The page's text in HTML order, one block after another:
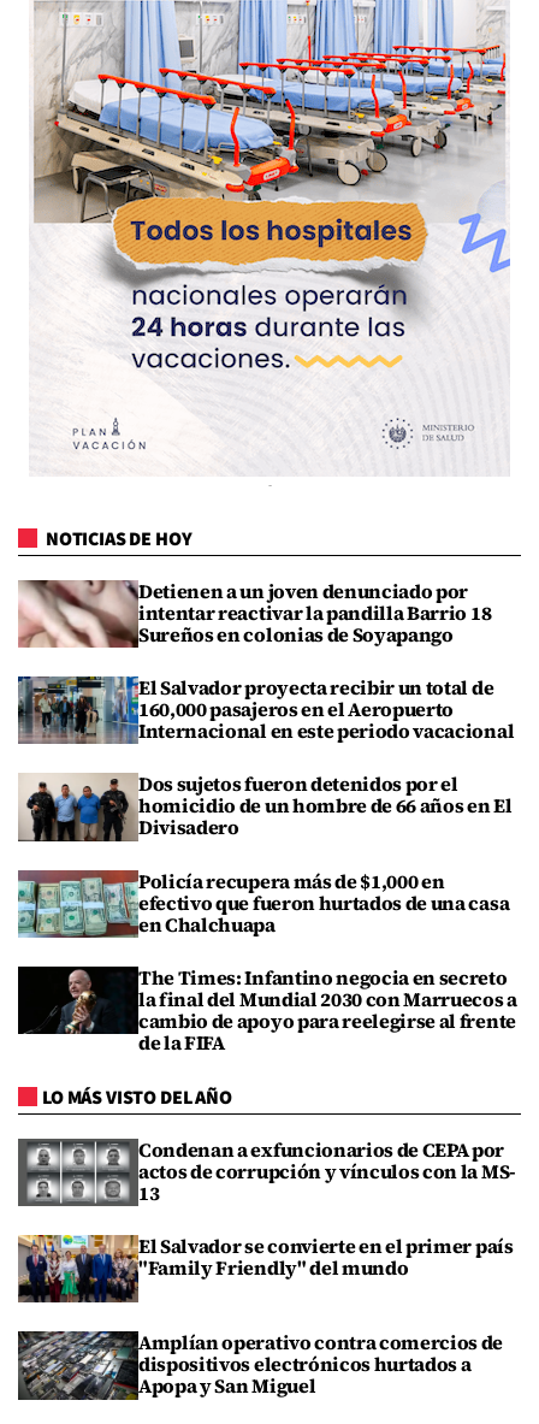
NOTICIAS DE HOY
Detienen a un joven denunciado por
intentar reactivar la pandilla Barrio 18
Sureños en colonias de Soyapango
El Salvador proyecta recibir un total de
160,000 pasajeros en el Aeropuerto
Internacional en este periodo vacacional
Dos sujetos fueron detenidos por el
homicidio de un hombre de 66 años en El
Divisadero
Policía recupera más de $1,000 en
efectivo que fueron hurtados de una casa
en Chalchuapa
The Times: Infantino negocia en secreto
la final del Mundial 2030 con Marruecos a
cambio de apoyo para reelegirse al frente
de la FIFA
LO MÁS VISTO DEL AÑO
Condenan a exfuncionarios de CEPA por
actos de corrupción y vínculos con la MS-
13
El Salvador se convierte en el primer país
"Family Friendly" del mundo
Amplían operativo contra comercios de
dispositivos electrónicos hurtados a
Apopa y San Miguel